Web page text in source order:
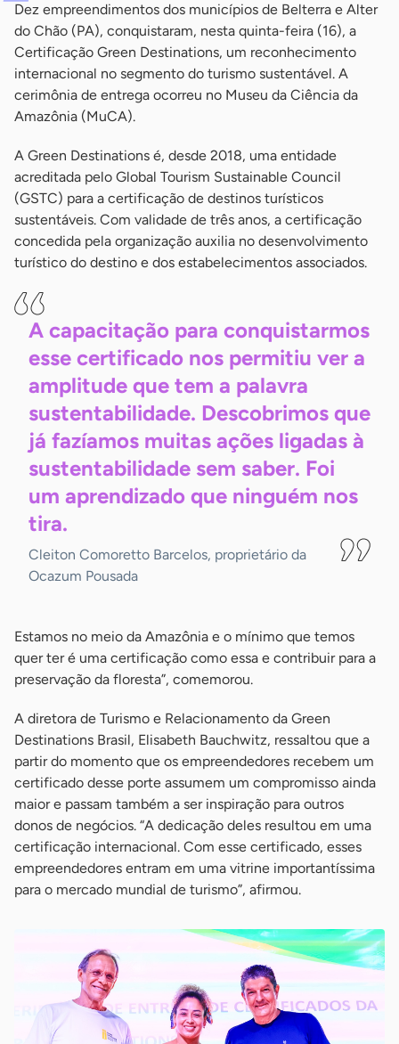
Dez empreendimentos dos municípios de Belterra e Alter
do Chão (PA), conquistaram, nesta quinta-feira (16), a
Certificação Green Destinations, um reconhecimento
internacional no segmento do turismo sustentável. A
cerimônia de entrega ocorreu no Museu da Ciência da
Amazônia (MuCA).
A Green Destinations é, desde 2018, uma entidade
acreditada pelo Global Tourism Sustainable Council
(GSTC) para a certificação de destinos turísticos
sustentáveis. Com validade de três anos, a certificação
concedida pela organização auxilia no desenvolvimento
turístico do destino e dos estabelecimentos associados.
A capacitação para conquistarmos
esse certificado nos permitiu ver a
amplitude que tem a palavra
sustentabilidade. Descobrimos que
já fazíamos muitas ações ligadas à
sustentabilidade sem saber. Foi
um aprendizado que ninguém nos
tira.
Cleiton Comoretto Barcelos, proprietário da
Ocazum Pousada
Estamos no meio da Amazônia e o mínimo que temos
quer ter é uma certificação como essa e contribuir para a
preservação da floresta”, comemorou.
A diretora de Turismo e Relacionamento da Green
Destinations Brasil, Elisabeth Bauchwitz, ressaltou que a
partir do momento que os empreendedores recebem um
certificado desse porte assumem um compromisso ainda
maior e passam também a ser inspiração para outros
donos de negócios. “A dedicação deles resultou em uma
certificação internacional. Com esse certificado, esses
empreendedores entram em uma vitrine importantíssima
para o mercado mundial de turismo”, afirmou.